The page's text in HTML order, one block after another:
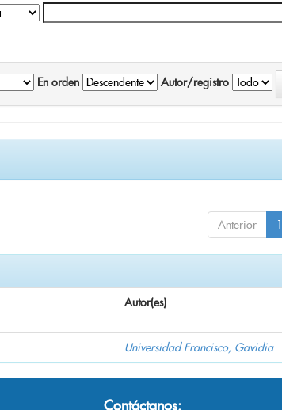
En orden Autor/registro
Anterior 1
Autor(es)
Universidad Francisco, Gavidia
Contáctanos: